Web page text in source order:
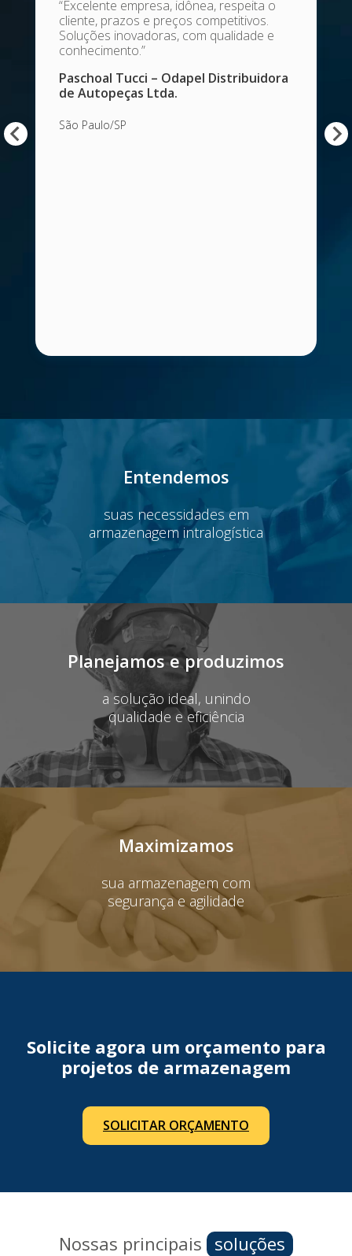
“Excelente empresa, idônea, respeita o
cliente, prazos e preços competitivos.
Soluções inovadoras, com qualidade e
conhecimento.”
Paschoal Tucci – Odapel Distribuidora
de Autopeças Ltda.
São Paulo/SP
Entendemos
suas necessidades em
armazenagem intralogística
Planejamos e produzimos
a solução ideal, unindo
qualidade e eficiência
Maximizamos
sua armazenagem com
segurança e agilidade
Solicite agora um orçamento para
projetos de armazenagem
SOLICITAR ORÇAMENTO
Nossas principais soluções